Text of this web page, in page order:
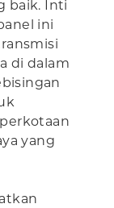
baik. Inti
ini
di dalam
yang